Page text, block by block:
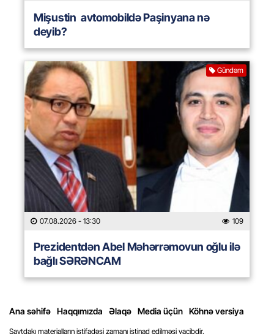
Mişustin avtomobildə Paşinyana nə
deyib?
Gündəm
07.08.2026 - 13:30 109
Prezidentdən Abel Məhərrəmovun oğlu ilə
bağlı SƏRƏNCAM
Ana səhifə Haqqımızda Əlaqə Media üçün Köhnə versiya
Saytdakı materialların istifadəsi zamanı istinad edilməsi vacibdir.